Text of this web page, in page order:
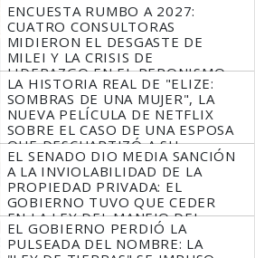
ENCUESTA RUMBO A 2027:
CUATRO CONSULTORAS
MIDIERON EL DESGASTE DE
MILEI Y LA CRISIS DE
LIDERAZGO EN EL PERONISMO
LA HISTORIA REAL DE "ELIZE:
SOMBRAS DE UNA MUJER", LA
NUEVA PELÍCULA DE NETFLIX
SOBRE EL CASO DE UNA ESPOSA
QUE DESCUARTIZÓ A SU
MARIDO
EL SENADO DIO MEDIA SANCIÓN
A LA INVIOLABILIDAD DE LA
PROPIEDAD PRIVADA: EL
GOBIERNO TUVO QUE CEDER
EN LA LEY DEL MANEJO DEL
FUEGO
EL GOBIERNO PERDIÓ LA
PULSEADA DEL NOMBRE: LA